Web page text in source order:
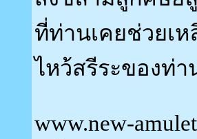
ที่ท่านเคยช่วยเห
ไหว้สรีระของท่า
www.new-